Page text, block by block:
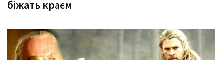
біжать краєм